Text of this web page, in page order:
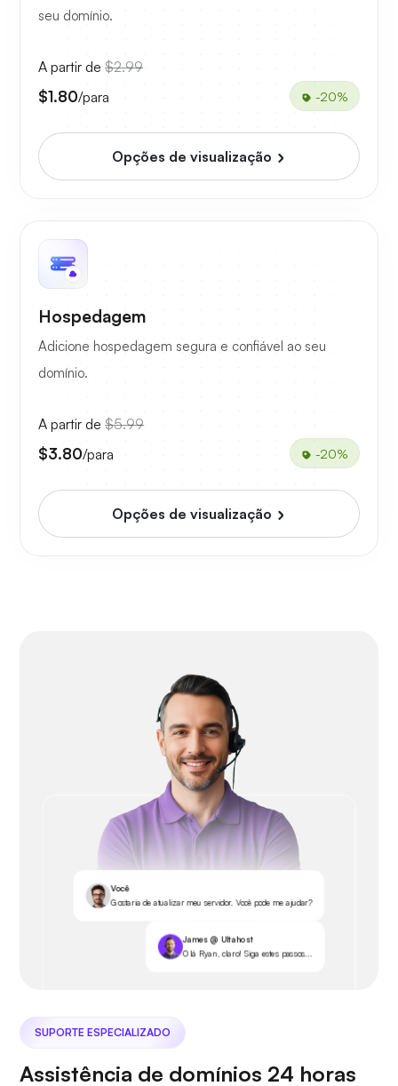
seu domínio.
A partir de $2.99
$1.80/para -20%
Opções de visualização
Hospedagem
Adicione hospedagem segura e confiável ao seu
domínio.
A partir de $5.99
$3.80/para -20%
Opções de visualização
Você
Gostaria de atualizar meu servidor. Você pode me ajudar?
James @ Ultahost
Olá Ryan, claro! Siga estes passos...
SUPORTE ESPECIALIZADO
Assistência de domínios 24 horas